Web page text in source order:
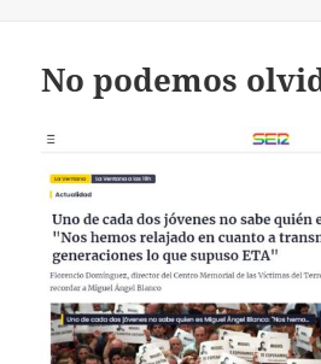
No podemos